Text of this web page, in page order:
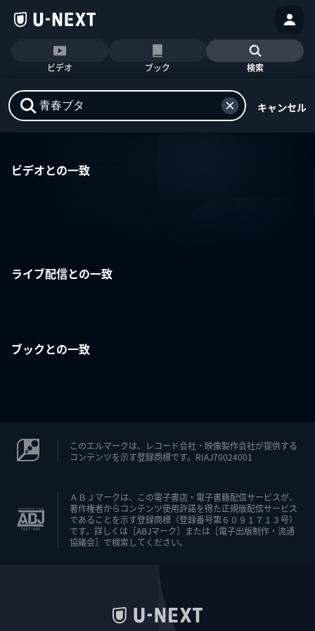
ビデオ ブック 検索
キャンセル
ビデオとの一致
ライブ配信との一致
ブックとの一致
このエルマークは、レコード会社・映像製作会社が提供する
コンテンツを示す登録商標です。RIAJ70024001
ＡＢＪマークは、この電子書店・電子書籍配信サービスが、
著作権者からコンテンツ使用許諾を得た正規版配信サービス
であることを示す登録商標（登録番号第６０９１７１３号）
です。詳しくは［ABJマーク］または［電子出版制作・流通
協議会］で検索してください。